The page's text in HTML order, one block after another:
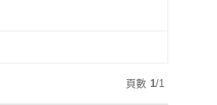
頁數 1/1